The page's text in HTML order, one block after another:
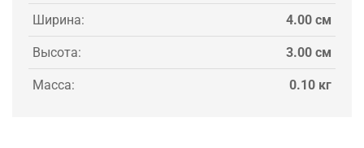
Ширина: 4.00 см
Высота: 3.00 см
Масса: 0.10 кг